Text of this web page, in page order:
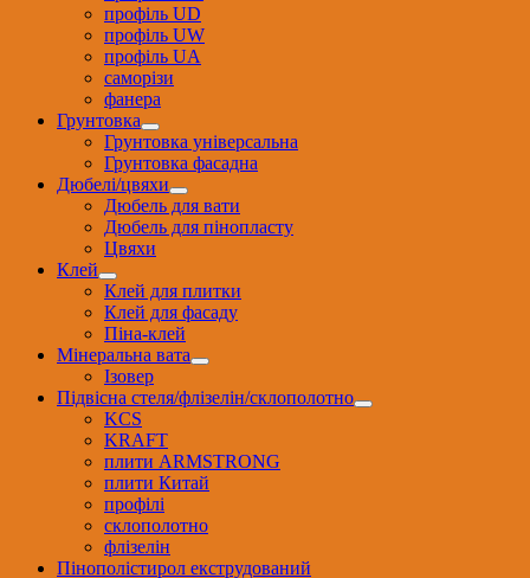
профіль UD
профіль UW
профіль UА
саморізи
фанера
Грунтовка
Грунтовка універсальна
Грунтовка фасадна
Дюбелі/цвяхи
Дюбель для вати
Дюбель для пінопласту
Цвяхи
Клей
Клей для плитки
Клей для фасаду
Піна-клей
Мінеральна вата
Ізовер
Підвісна стеля/флізелін/склополотно
KCS
KRAFT
плити ARMSTRONG
плити Китай
профілі
склополотно
флізелін
Пінополістирол екструдований